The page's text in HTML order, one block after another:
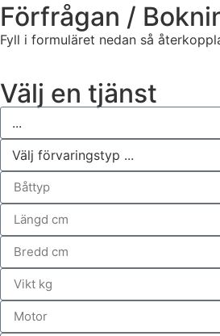
Förfrågan /
Fyll i formuläret nedan så
Välj en tjänst